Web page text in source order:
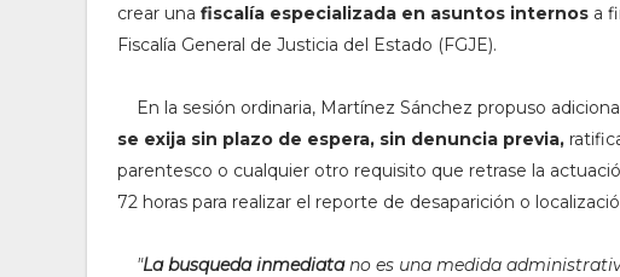
crear una fiscalía especializada en asuntos internos a
Fiscalía General de Justicia del Estado (FGJE).
En la sesión ordinaria, Martínez Sánchez propuso
se exija sin plazo de espera, sin denuncia previa,
parentesco o cualquier otro requisito que retrase la
72 horas para realizar el reporte de desaparición o
"La busqueda inmediata no es una medida